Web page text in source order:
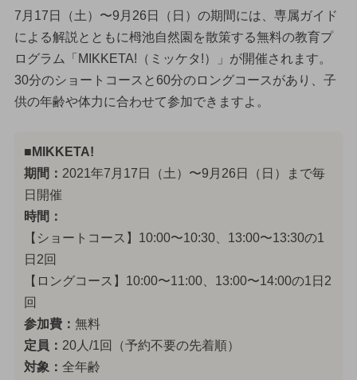
7月17日（土）〜9月26日（日）の期間には、専属ガイド
による解説とともに栂池自然園を散策する無料の教育プ
ログラム「MIKKETA!（ミッケタ!）」が開催されます。
30分のショートコースと60分のロングコースがあり、子
供の年齢や体力に合わせて参加できますよ。
■MIKKETA!
期間： 2021年7月17日（土）〜9月26日（日）まで毎
日開催
時間：
【ショートコース】10:00〜10:30、13:00〜13:30の1
日2回
【ロングコース】10:00〜11:00、13:00〜14:00の1日2
回
参加費： 無料
定員： 20人/1回（予約不要の先着順）
対象： 全年齢